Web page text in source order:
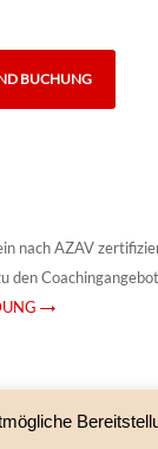
BUCHUNG
nach AZAV
den
→